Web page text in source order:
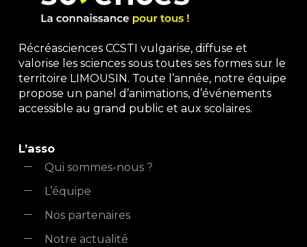
Récréasciences CCSTI vulgarise, diffuse et
valorise les sciences sous toutes ses formes sur le
territoire LIMOUSIN. Toute l’année, notre équipe
propose un panel d’animations, d’événements
accessible au grand public et aux scolaires.
L’asso
Qui sommes-nous ?
L’équipe
Nos partenaires
Notre actualité